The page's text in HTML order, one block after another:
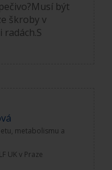
být
škroby v
metabolismu a
UK v Praze